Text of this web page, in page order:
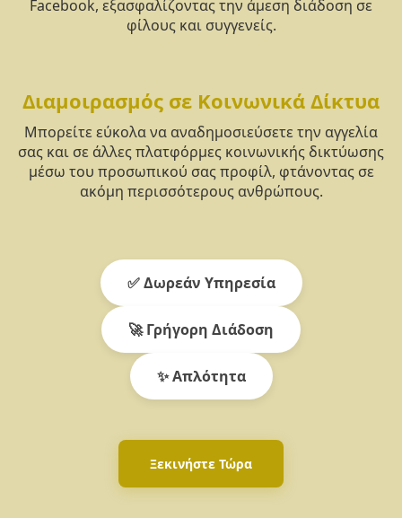
Facebook, εξασφαλίζοντας την άμεση διάδοση σε
φίλους και συγγενείς.
Διαμοιρασμός σε Κοινωνικά Δίκτυα
Μπορείτε εύκολα να αναδημοσιεύσετε την αγγελία
σας και σε άλλες πλατφόρμες κοινωνικής δικτύωσης
μέσω του προσωπικού σας προφίλ, φτάνοντας σε
ακόμη περισσότερους ανθρώπους.
✅ Δωρεάν Υπηρεσία
🚀 Γρήγορη Διάδοση
✨ Απλότητα
Ξεκινήστε Τώρα